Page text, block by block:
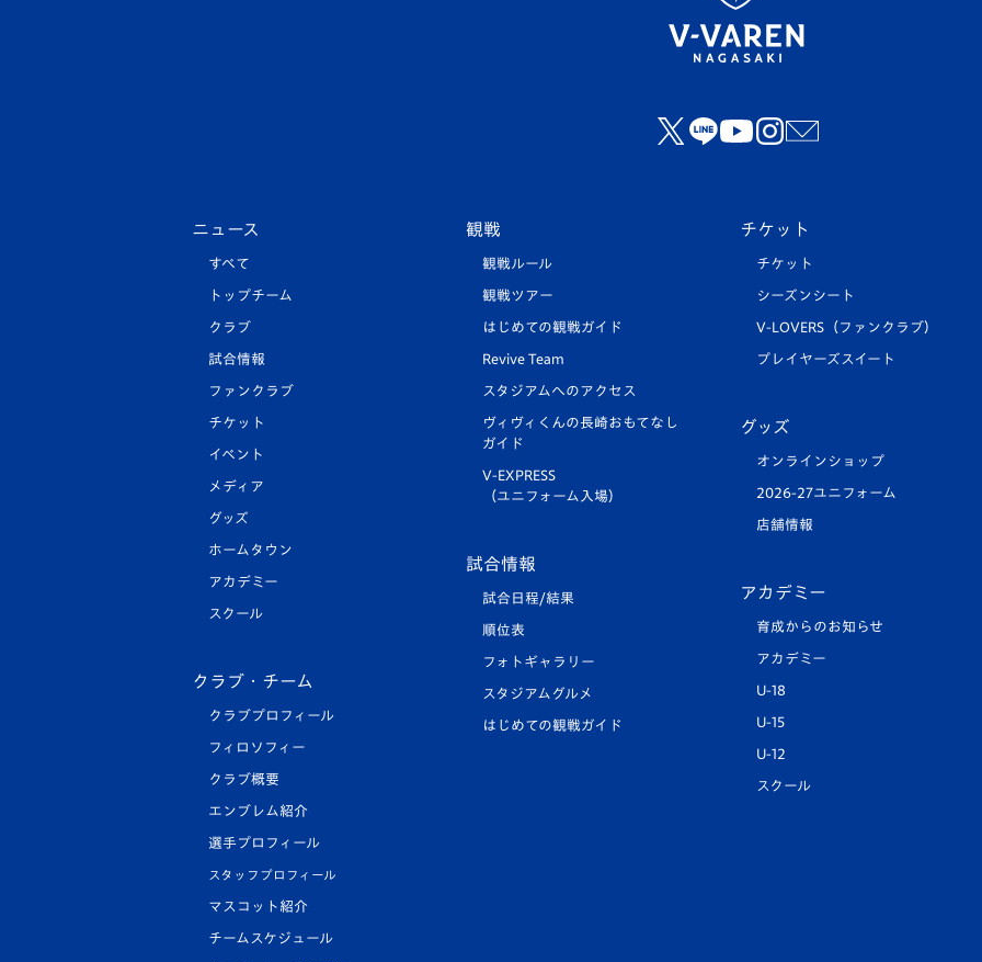
ニュース
すべて
トップチーム
クラブ
試合情報
ファンクラブ
チケット
イベント
メディア
グッズ
ホームタウン
アカデミー
スクール
クラブ・チーム
クラブプロフィール
フィロソフィー
クラブ概要
エンブレム紹介
選手プロフィール
スタッフプロフィール
マスコット紹介
チームスケジュール
観戦
観戦ルール
観戦ツアー
はじめての観戦ガイド
Revive Team
スタジアムへのアクセス
ヴィヴィくんの長崎おもてなし
ガイド
V-EXPRESS
（ユニフォーム入場）
試合情報
試合日程/結果
順位表
フォトギャラリー
スタジアムグルメ
はじめての観戦ガイド
チケット
チケット
シーズンシート
V-LOVERS（ファンクラブ）
プレイヤーズスイート
グッズ
オンラインショップ
2026-27ユニフォーム
店舗情報
アカデミー
育成からのお知らせ
アカデミー
U-18
U-15
U-12
スクール